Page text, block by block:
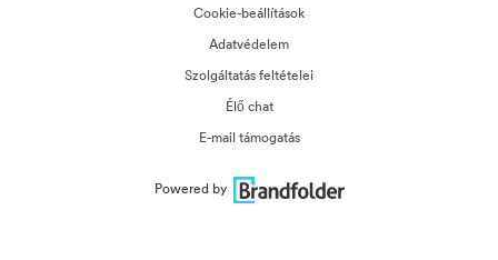
Cookie-beállítások
Adatvédelem
Szolgáltatás feltételei
Élő chat
E-mail támogatás
Powered by